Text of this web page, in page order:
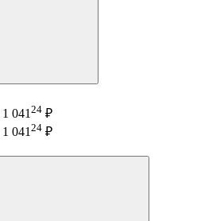
1 041 24 ₽
1 041 24 ₽